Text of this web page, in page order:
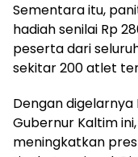
Sementara itu,
hadiah senilai Rp
peserta dari
sekitar 200 atlet
Dengan digelarnya
Gubernur Kaltim
meningkatkan